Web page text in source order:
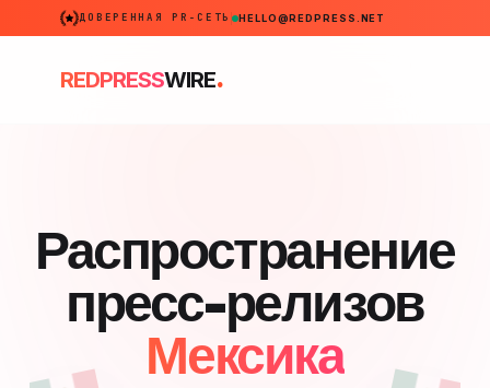
ДОВЕРЕННАЯ PR-СЕТЬ HELLO@REDPRESS.NET
REDPRESSWIRE.
Распространение
пресс-релизов
Мексика